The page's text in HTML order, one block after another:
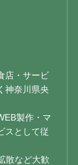
店・サービ
神奈川県央
製作・マ
スとして従
散など大歓